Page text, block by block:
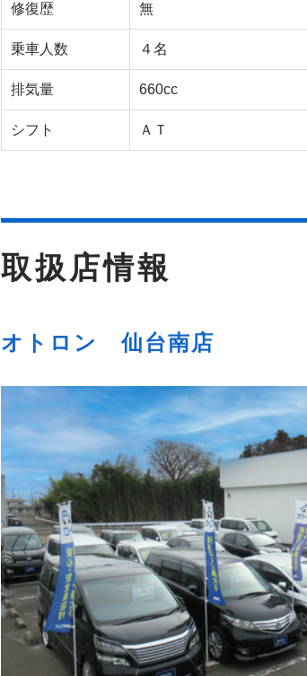
修復歴 無
乗車人数 ４名
排気量 660cc
シフト ＡＴ
取扱店情報
オトロン 仙台南店